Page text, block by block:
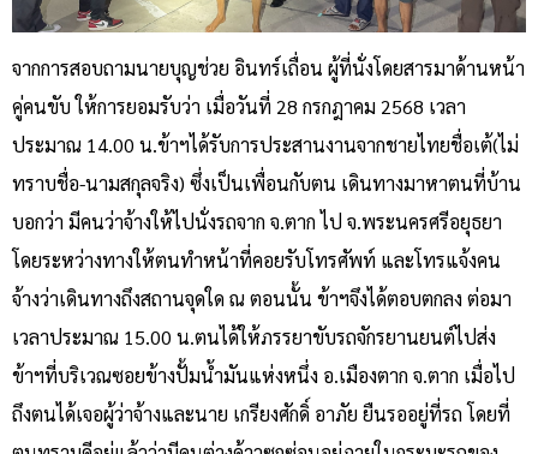
จากการสอบถามนายบุญช่วย อินทร์เถื่อน ผู้ที่นั่งโดยสารมาด้านหน้า
คู่คนขับ ให้การยอมรับว่า เมื่อวันที่ 28 กรกฎาคม 2568 เวลา
ประมาณ 14.00 น.ข้าฯได้รับการประสานงานจากชายไทยชื่อเต้(ไม่
ทราบชื่อ-นามสกุลจริง) ซึ่งเป็นเพื่อนกับตน เดินทางมาหาตนที่บ้าน
บอกว่า มีคนว่าจ้างให้ไปนั่งรถจาก จ.ตาก ไป จ.พระนครศรีอยุธยา
โดยระหว่างทางให้ตนทำหน้าที่คอยรับโทรศัพท์ และโทรแจ้งคน
จ้างว่าเดินทางถึงสถานจุดใด ณ ตอนนั้น ข้าฯจึงได้ตอบตกลง ต่อมา
เวลาประมาณ 15.00 น.ตนได้ให้ภรรยาขับรถจักรยานยนต์ไปส่ง
ข้าฯที่บริเวณซอยข้างปั้มน้ำมันแห่งหนึ่ง อ.เมืองตาก จ.ตาก เมื่อไป
ถึงตนได้เจอผู้ว่าจ้างและนาย เกรียงศักดิ์ อาภัย ยืนรออยู่ที่รถ โดยที่